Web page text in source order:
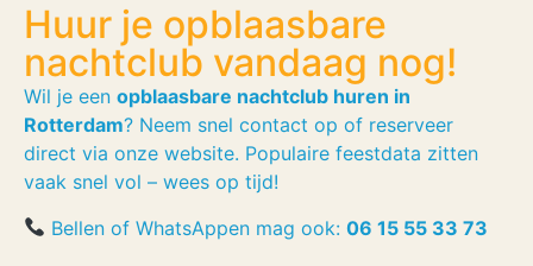
Huur je opblaasbare
nachtclub vandaag nog!
Wil je een opblaasbare nachtclub huren in
Rotterdam? Neem snel contact op of reserveer
direct via onze website. Populaire feestdata zitten
vaak snel vol – wees op tijd!
Bellen of WhatsAppen mag ook:06 15 55 33 73